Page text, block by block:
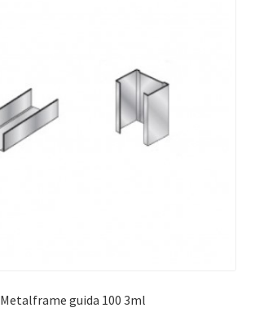
Metalframe guida 100 3ml